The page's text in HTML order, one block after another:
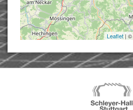
Leaflet | ©